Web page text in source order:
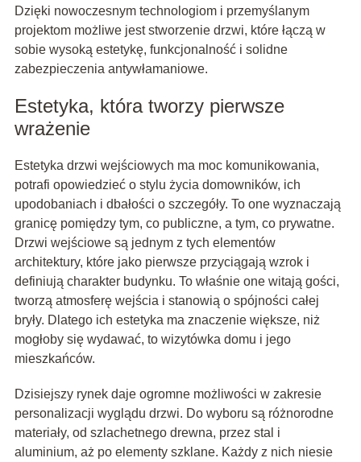
Dzięki nowoczesnym technologiom i przemyślanym
projektom możliwe jest stworzenie drzwi, które łączą w
sobie wysoką estetykę, funkcjonalność i solidne
zabezpieczenia antywłamaniowe.
Estetyka, która tworzy pierwsze
wrażenie
Estetyka drzwi wejściowych ma moc komunikowania,
potrafi opowiedzieć o stylu życia domowników, ich
upodobaniach i dbałości o szczegóły. To one wyznaczają
granicę pomiędzy tym, co publiczne, a tym, co prywatne.
Drzwi wejściowe są jednym z tych elementów
architektury, które jako pierwsze przyciągają wzrok i
definiują charakter budynku. To właśnie one witają gości,
tworzą atmosferę wejścia i stanowią o spójności całej
bryły. Dlatego ich estetyka ma znaczenie większe, niż
mogłoby się wydawać, to wizytówka domu i jego
mieszkańców.
Dzisiejszy rynek daje ogromne możliwości w zakresie
personalizacji wyglądu drzwi. Do wyboru są różnorodne
materiały, od szlachetnego drewna, przez stal i
aluminium, aż po elementy szklane. Każdy z nich niesie